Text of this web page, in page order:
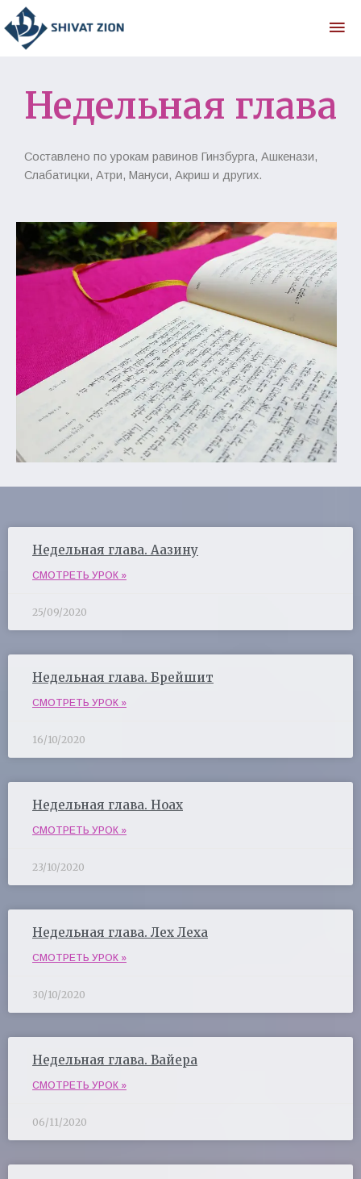
Недельная глава
Составлено по урокам равинов Гинзбурга, Ашкенази,
Слабатицки, Атри, Мануси, Акриш и других.
Недельная глава. Аазину
СМОТРЕТЬ УРОК »
25/09/2020
Недельная глава. Брейшит
СМОТРЕТЬ УРОК »
16/10/2020
Недельная глава. Ноах
СМОТРЕТЬ УРОК »
23/10/2020
Недельная глава. Лех Леха
СМОТРЕТЬ УРОК »
30/10/2020
Недельная глава. Вайера
СМОТРЕТЬ УРОК »
06/11/2020